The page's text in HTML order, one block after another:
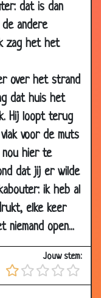
dat is dan
andere
zag het het
over het strand
dat huis het
Hij loopt terug
voor de muts
hier te
dat jij er wilde
ik heb al
elke keer
niemand open...
Jouw stem:
3.76
3.26
3.68
3.12
3.46